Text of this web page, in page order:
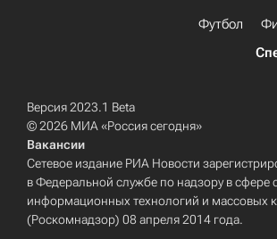
Футбол
Версия 2023.1 Beta
© 2026 МИА «Россия сегодня»
Вакансии
Сетевое издание РИА Новости
в Федеральной службе по надзору в сфере
информационных технологий и массовых
(Роскомнадзор) 08 апреля 2014 года.